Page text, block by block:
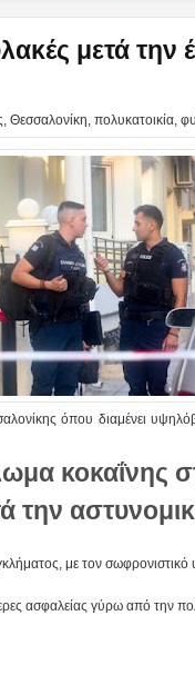
μετά την
Θεσσαλονίκη πολυκατοικία
όπου διαμένει
κοκαΐνης
με τον σωφρονιστικό
ασφαλείας γύρω από την